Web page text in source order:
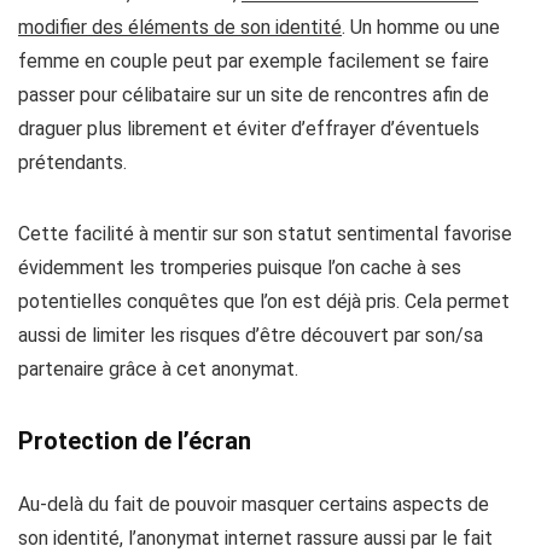
modifier des éléments de son identité. Un homme ou une
femme en couple peut par exemple facilement se faire
passer pour célibataire sur un site de rencontres afin de
draguer plus librement et éviter d’effrayer d’éventuels
prétendants.
Cette facilité à mentir sur son statut sentimental favorise
évidemment les tromperies puisque l’on cache à ses
potentielles conquêtes que l’on est déjà pris. Cela permet
aussi de limiter les risques d’être découvert par son/sa
partenaire grâce à cet anonymat.
Protection de l’écran
Au-delà du fait de pouvoir masquer certains aspects de
son identité, l’anonymat internet rassure aussi par le fait